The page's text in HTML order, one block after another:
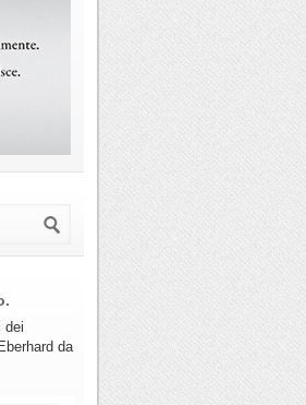
dei
da